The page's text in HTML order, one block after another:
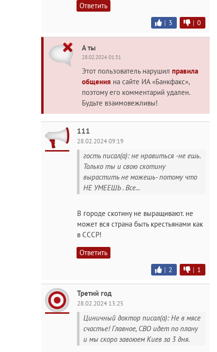
Ответить
| 3 | 0
А ты
28.02.2024 01:31
Этот пользователь нарушил правила
общения на сайте ИА «Банкфакс»,
поэтому его комментарий удален.
Будьте взаимовежливы!
111
28.02.2024 09:19
гость писал(а): не нравиться -не ешь.
Только ты и свою скотину
вырастить не можешь- потому что
НЕ УМЕЕШЬ . Все...
В городе скотину не выращивают. не
может вся страна быть крестьянами как
в СССР!
Ответить
| 2 | 1
Третий год
28.02.2024 13:25
Циничный доктор писал(а): Не в мясе
счастье! Главное, СВО идет по плану
и мы скоро завоюем Киев за 3 дня.